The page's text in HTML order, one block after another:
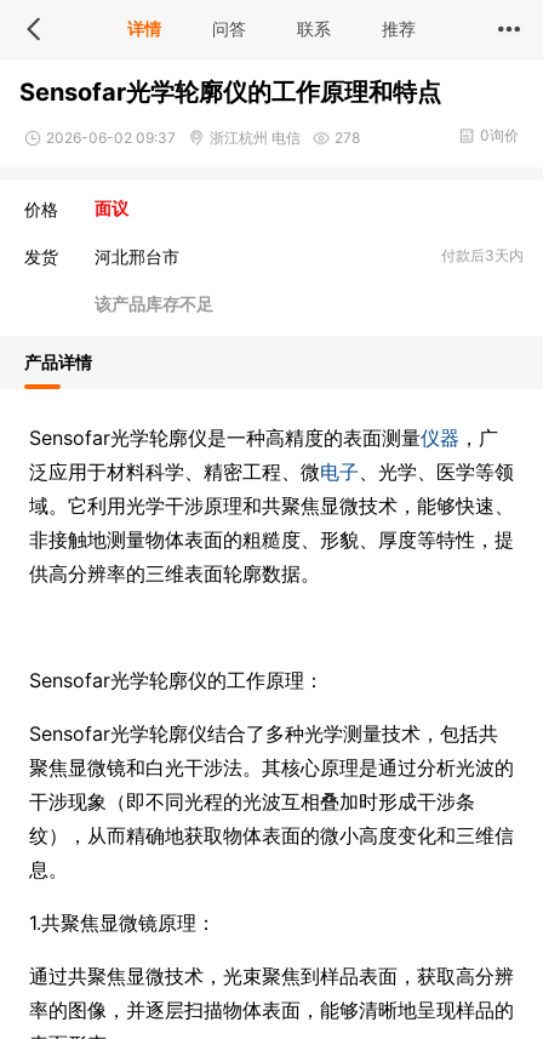
详情 问答 联系 推荐
Sensofar光学轮廓仪的工作原理和特点
2026-06-02 09:37 浙江杭州 电信 278 0询价
价格 面议
发货 河北邢台市 付款后3天内
该产品库存不足
产品详情
Sensofar光学轮廓仪是一种高精度的表面测量仪器 ，广
泛应用于材料科学、精密工程、微电子、光学、医学等领
域。它利用光学干涉原理和共聚焦显微技术，能够快速、
非接触地测量物体表面的粗糙度、形貌、厚度等特性，提
供高分辨率的三维表面轮廓数据。
Sensofar光学轮廓仪的工作原理：
Sensofar光学轮廓仪结合了多种光学测量技术，包括共
聚焦显微镜和白光干涉法。其核心原理是通过分析光波的
干涉现象（即不同光程的光波互相叠加时形成干涉条
纹），从而精确地获取物体表面的微小高度变化和三维信
息。
1.共聚焦显微镜原理：
通过共聚焦显微技术，光束聚焦到样品表面，获取高分辨
率的图像，并逐层扫描物体表面，能够清晰地呈现样品的